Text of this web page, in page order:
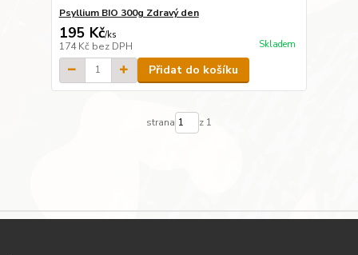
Psyllium BIO 300g Zdravý den
195 Kč/ks
174 Kč bez DPH Skladem
Přidat do košíku
strana z 1